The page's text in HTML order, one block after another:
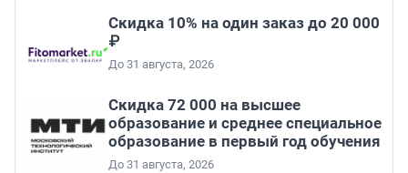
Скидка 10% на один заказ до 20 000
₽
До 31 августа, 2026
Скидка 72 000 на высшее
образование и среднее специальное
образование в первый год обучения
До 31 августа, 2026